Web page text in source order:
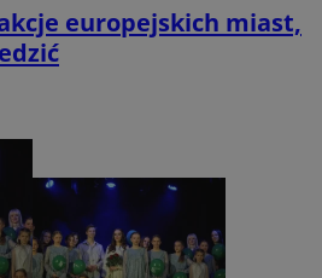
europejskich miast,